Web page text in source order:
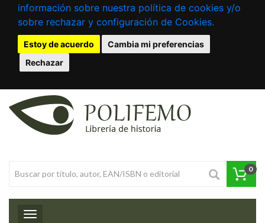
información sobre nuestra política de cookies y/o
sobre rechazar y configuración de Cookies.
Estoy de acuerdo
Cambia mi preferencias
Rechazar
0
Toggle navigation